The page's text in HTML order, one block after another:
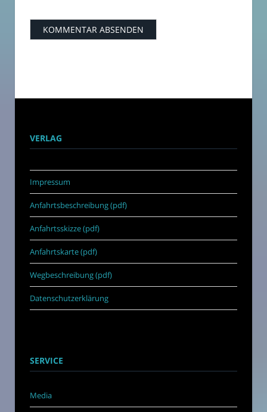
VERLAG
Impressum
Anfahrtsbeschreibung (pdf)
Anfahrtsskizze (pdf)
Anfahrtskarte (pdf)
Wegbeschreibung (pdf)
Datenschutzerklärung
SERVICE
Media